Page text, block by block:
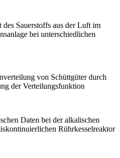
Sauerstoffs aus der Luft im
bei unterschiedlichen
von Schüttgüter durch
der Verteilungsfunktion
Daten bei der alkalischen
Rührkesselreaktor